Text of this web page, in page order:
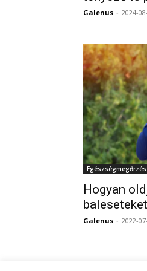
Galenus - 2024-
Egészségmegőrzés
Hogyan
Galenus - 2022-